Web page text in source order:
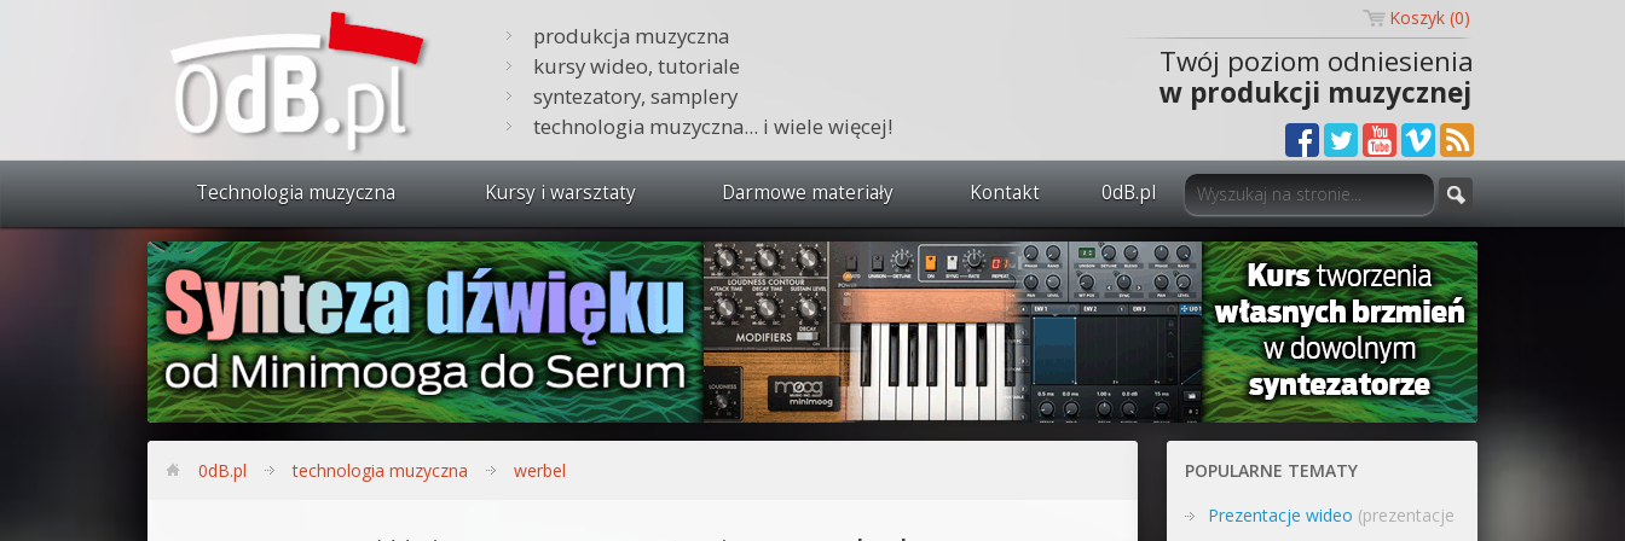
produkcja muzyczna
kursy wideo, tutoriale
syntezatory, samplery
technologia muzyczna... i wiele więcej!
Koszyk (0)
Twój poziom odniesienia
w produkcji muzycznej
Technologia muzyczna Kursy i warsztaty
Zobacz wszystkie kursy i warsztaty
Synteza dźwięku 🔥
Produkcja muzyczna w praktyce
Bitwig Studio od podstaw
Darmowe materiały Kontakt 0dB.pl
0dB.pl - informacje
Newsletter
Materiały dla mediów
Archiwum aktualności
0dB.pl technologia muzyczna werbel
POPULARNE TEMATY
Prezentacje wideo (prezentacje